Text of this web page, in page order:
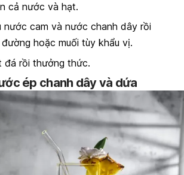
cả nước và hạt.
nước cam và nước chanh dây rồi
hoặc muối tùy khẩu vị.
đá rồi thưởng thức.
ép chanh dây và dứa